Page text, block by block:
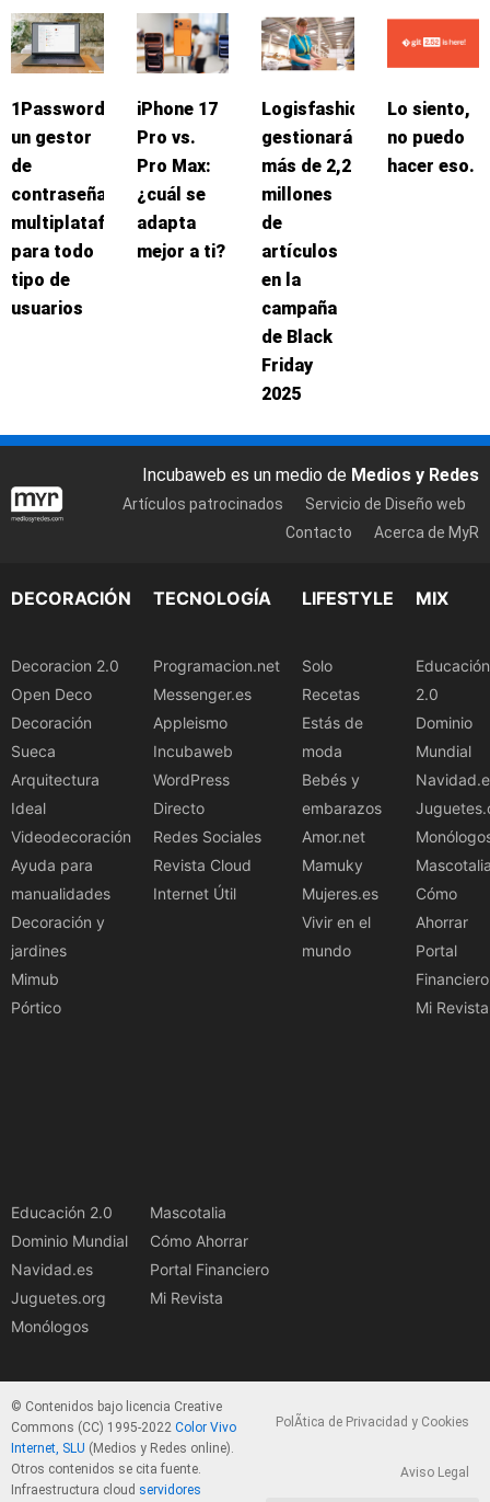
1Password:
un gestor
de
contraseñas
multiplataforma
para todo
tipo de
usuarios
iPhone 17
Pro vs.
Pro Max:
¿cuál se
adapta
mejor a ti?
Logisfashion
gestionará
más de 2,2
millones
de
artículos
en la
campaña
de Black
Friday
2025
Lo siento,
no puedo
hacer eso.
Incubaweb es un medio de Medios y Redes
Artículos patrocinados
Servicio de Diseño web
Contacto
Acerca de MyR
DECORACIÓN
Decoracion 2.0
Open Deco
Decoración
Sueca
Arquitectura
Ideal
Videodecoración
Ayuda para
manualidades
Decoración y
jardines
Mimub
Pórtico
TECNOLOGÍA
Programacion.net
Messenger.es
Appleismo
Incubaweb
WordPress
Directo
Redes Sociales
Revista Cloud
Internet Útil
LIFESTYLE
Solo
Recetas
Estás de
moda
Bebés y
embarazos
Amor.net
Mamuky
Mujeres.es
Vivir en el
mundo
MIX
Educación
2.0
Dominio
Mundial
Cómo
Ahorrar
Portal
Financiero
Mi Revista
Educación 2.0
Dominio Mundial
Navidad.es
Juguetes.org
Monólogos
Mascotalia
Cómo Ahorrar
Portal Financiero
Mi Revista
© Contenidos bajo licencia Creative
Commons (CC) 1995-2022 Color Vivo
Internet, SLU (Medios y Redes online).
Otros contenidos se cita fuente.
Infraestructura cloud servidores
PolÃ­tica de Privacidad y Cookies
Aviso Legal